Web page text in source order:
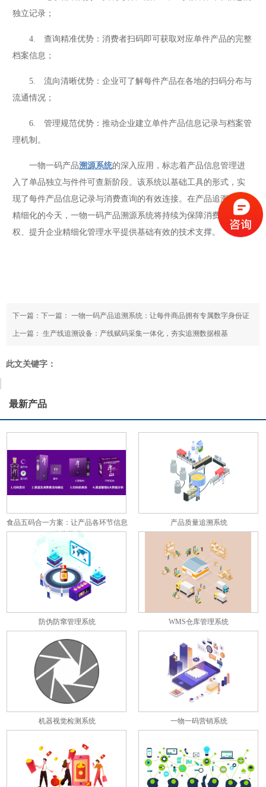
独立记录；
4. 查询精准优势：消费者扫码即可获取对应单件产品的完整
档案信息；
5. 流向清晰优势：企业可了解每件产品在各地的扫码分布与
流通情况；
6. 管理规范优势：推动企业建立单件产品信息记录与档案管
理机制。
一物一码产品溯源系统的深入应用，标志着产品信息管理进
入了单品独立与件件可查新阶段。该系统以基础工具的形式，实
现了每件产品信息记录与消费查询的有效连接。在产品追溯要求
精细化的今天，一物一码产品溯源系统将持续为保障消费知情
权、提升企业精细化管理水平提供基础有效的技术支撑。
下一篇：下一篇：一物一码产品追溯系统：让每件商品拥有专属数字身份证
上一篇：生产线追溯设备：产线赋码采集一体化，夯实追溯数据根基
此文关键字：
最新产品
食品五码合一方案：让产品各环节信息
彼此关联
产品质量追溯系统
防伪防窜管理系统 WMS仓库管理系统
机器视觉检测系统 一物一码营销系统